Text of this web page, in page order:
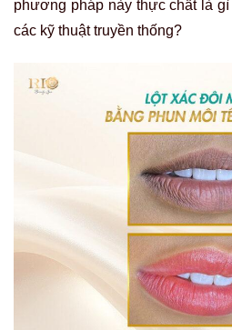
phương pháp này thực chất là
các kỹ thuật truyền thống?